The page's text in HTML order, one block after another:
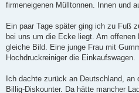
firmeneigenen Mülltonnen. Innen und
Ein paar Tage später ging ich zu Fuß
bei uns um die Ecke liegt. Am offenen
gleiche Bild. Eine junge Frau mit
Hochdruckreiniger die Einkaufswagen.
Ich dachte zurück an Deutschland, an
Billig-Diskounter. Da hätte mancher